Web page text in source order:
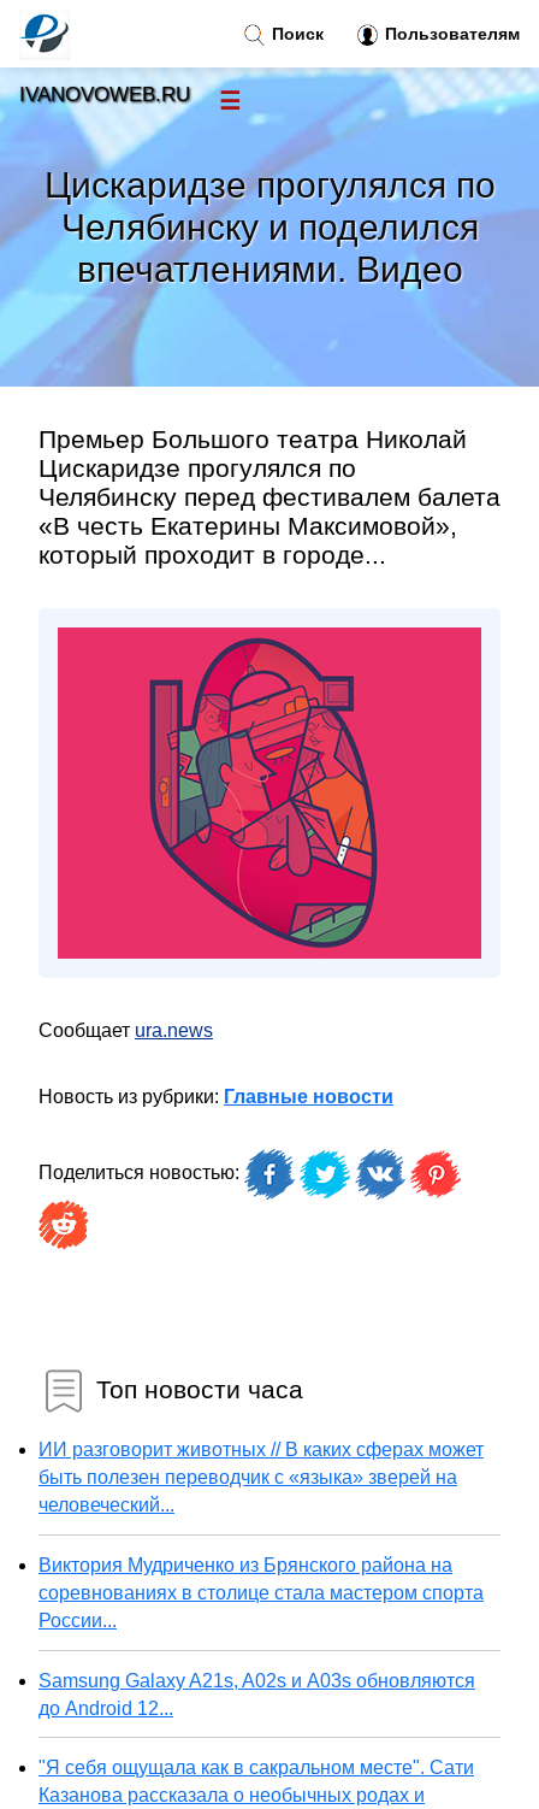
Цискаридзе прогулялся по
Челябинску и поделился
впечатлениями. Видео
Премьер Большого театра Николай
Цискаридзе прогулялся по
Челябинску перед фестивалем балета
«В честь Екатерины Максимовой»,
который проходит в городе...
Сообщает ura.news
Новость из рубрики: Главные новости
Поделиться новостью:
Топ новости часа
ИИ разговорит животных // В каких сферах может
быть полезен переводчик с «языка» зверей на
человеческий...
Виктория Мудриченко из Брянского района на
соревнованиях в столице стала мастером спорта
России...
Samsung Galaxy A21s, A02s и A03s обновляются
до Android 12...
"Я себя ощущала как в сакральном месте". Сати
Казанова рассказала о необычных родах и
Поиск Пользователям
IVANOVOWEB.RU ☰
Новости
Тренды новостей»
Рубрики»
Правила »